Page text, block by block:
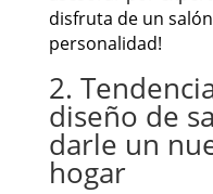
disfruta de un
personalidad!
2.
diseño de
darle un
hogar